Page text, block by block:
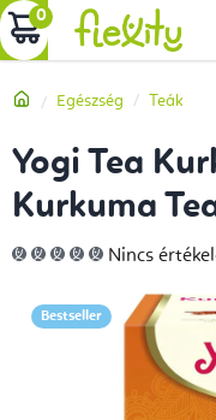
Ugrás
a
tartalomhoz
KOSÁR
Kezdőlap
Egészség Teák
Yogi Tea
Kurkuma
A
termék
értékelése
5-
ből
csillag.
Nincs
Bestseller